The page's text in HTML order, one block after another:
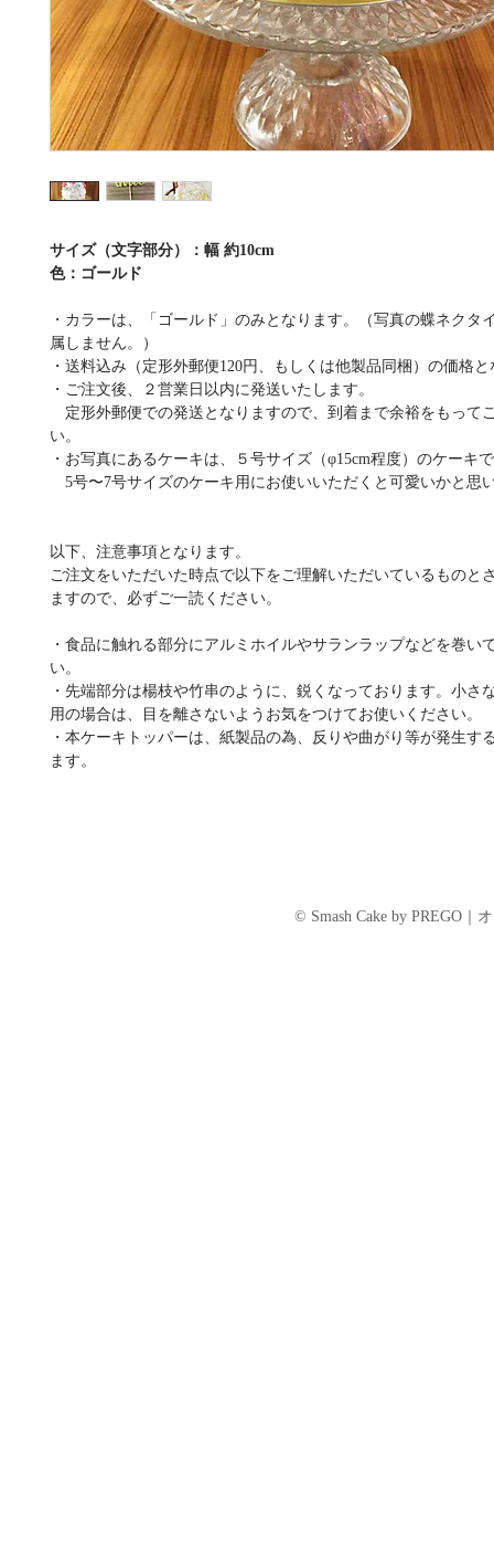
サイズ（文字部分）：幅 約10cm
色：ゴールド
・カラーは、「ゴールド」のみとなります。（写真の蝶ネクタ
属しません。）
・送料込み（定形外郵便120円、もしくは他製品同梱）の価格
・ご注文後、２営業日以内に発送いたします。
定形外郵便での発送となりますので、到着まで余裕をもって
い。
・お写真にあるケーキは、５号サイズ（φ15cm程度）のケーキ
5号〜7号サイズのケーキ用にお使いいただくと可愛いかと思
以下、注意事項となります。
ご注文をいただいた時点で以下をご理解いただいているものと
ますので、必ずご一読ください。
・食品に触れる部分にアルミホイルやサランラップなどを巻い
い。
・先端部分は楊枝や竹串のように、鋭くなっております。小さ
用の場合は、目を離さないようお気をつけてお使いください。
・本ケーキトッパーは、紙製品の為、反りや曲がり等が発生す
ます。
© Smash Cake by PREGO｜